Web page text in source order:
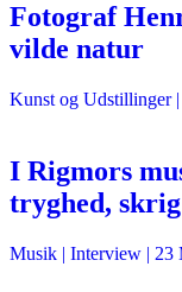
Fotograf
vilde natur
Kunst og Udstillinger|
I Rigmors
tryghed, skrig
Musik | Interview | 23